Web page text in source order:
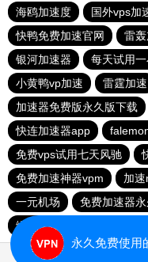
海鸥加速度
国外vps加
快鸭免费加速官网
雷
银河加速器
每天试用
小黄鸭vp加速
雷霆加速
加速器免费版永久版下载
快连加速器app
免费vps试用七天风驰
免费加速神器vpm
加
一元机场
免费加速器
绿茶加速器
永久免费使用